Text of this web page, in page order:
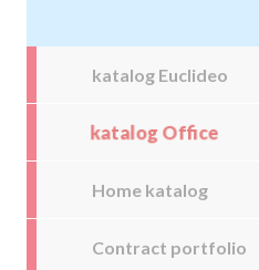
katalog Euclideo
katalog Office
Home katalog
Contract portfolio